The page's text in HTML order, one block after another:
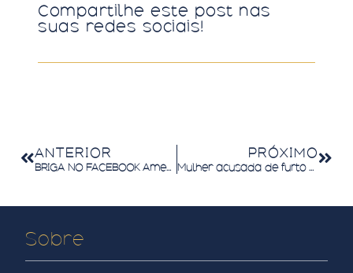
Compartilhe este post nas
suas redes sociais!
ANTERIOR
BRIGA NO FACEBOOK Ameaça tem de causar medo para ser considerada crime, diz turma recursal
PRÓXIMO
Mulher acusada de furto por levar compra sem sacola será indenizada
Sobre